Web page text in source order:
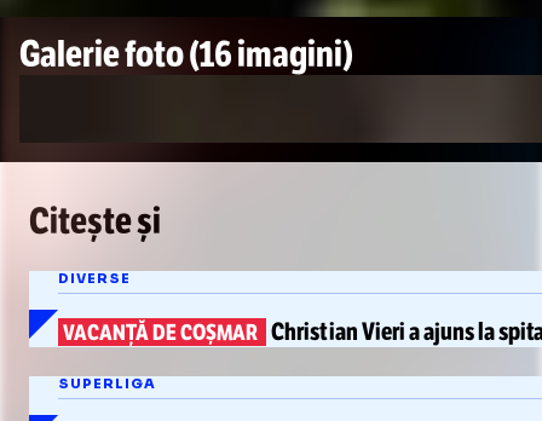
Galerie foto(16 imagini)
Citește și
DIVERSE
VACANȚĂ DE COȘMAR Christian Vieria ajuns la
SUPERLIGA